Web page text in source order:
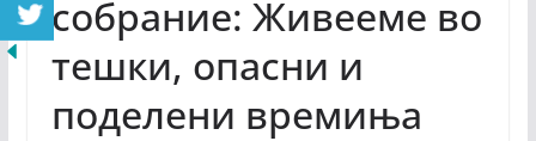
собрание: Живееме во
тешки, опасни и
поделени времиња